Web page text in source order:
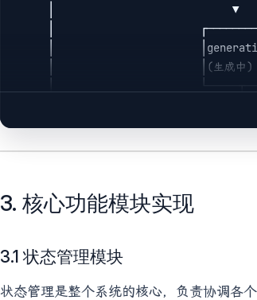
│  │ AI问答API    │  │ 文章数据获
│  └──────────────┘
     └───────────────────────│  paused   │
3. 核心功能模块实现
3.1 状态管理模块
状态管理是整个系统的核心，负责协调各